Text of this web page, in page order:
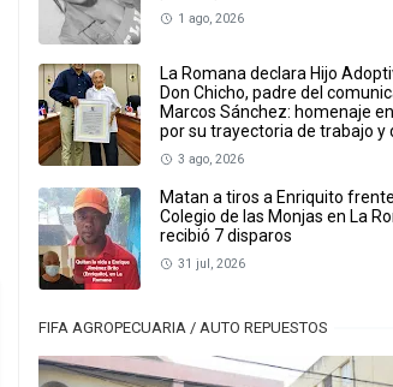
1 ago, 2026
La Romana declara Hijo
Don Chicho, padre del
Marcos Sánchez: homenaje
por su trayectoria de trabajo y
3 ago, 2026
Matan a tiros a Enriquito
Colegio de las Monjas en La
recibió 7 disparos
31 jul, 2026
FIFA AGROPECUARIA / AUTO REPUESTOS